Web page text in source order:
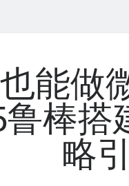
能做
鲁棒搭
略